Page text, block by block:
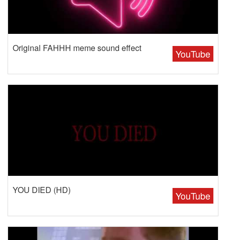
YouTube
Original FAHHH meme sound effect
YouTube
YOU DIED (HD)